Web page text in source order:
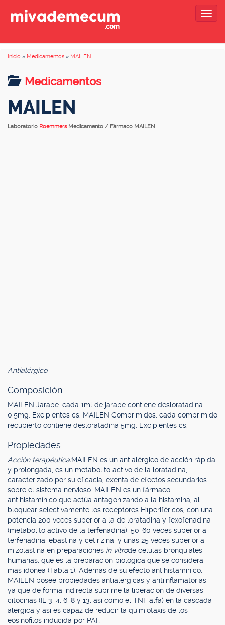
Inicio » Medicamentos » MAILEN
Medicamentos
MAILEN
Laboratorio Roemmers Medicamento / Fármaco MAILEN
Antialérgico.
Composición.
MAILEN Jarabe: cada 1ml de jarabe contiene desloratadina
0,5mg. Excipientes cs. MAILEN Comprimidos: cada comprimido
recubierto contiene desloratadina 5mg. Excipientes cs.
Propiedades.
Acción terapéutica:MAILEN es un antialérgico de acción rápida
y prolongada; es un metabolito activo de la loratadina,
caracterizado por su eficacia, exenta de efectos secundarios
sobre el sistema nervioso. MAILEN es un fármaco
antihistamínico que actúa antagonizando a la histamina, al
bloquear selectivamente los receptores H1periféricos, con una
potencia 200 veces superior a la de loratadina y fexofenadina
(metabolito activo de la terfenadina), 50-60 veces superior a
terfenadina, ebastina y cetirizina, y unas 25 veces superior a
mizolastina en preparaciones in vitrode células bronquiales
humanas, que es la preparación biológica que se considera
más idónea (Tabla 1). Además de su efecto antihistamínico,
MAILEN posee propiedades antialérgicas y antiinflamatorias,
ya que de forma indirecta suprime la liberación de diversas
citocinas (IL-3, 4, 6, 8 y 13, así como el TNF alfa) en la cascada
alérgica y así es capaz de reducir la quimiotaxis de los
eosinófilos inducida por PAF.